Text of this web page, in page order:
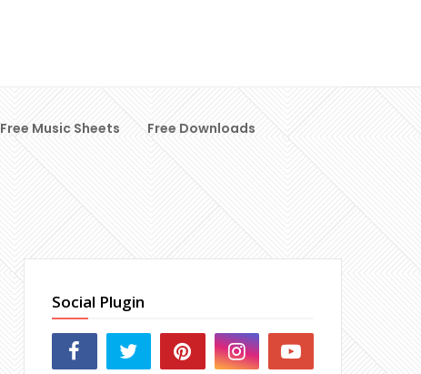
Free Music Sheets Free Downloads
Social Plugin